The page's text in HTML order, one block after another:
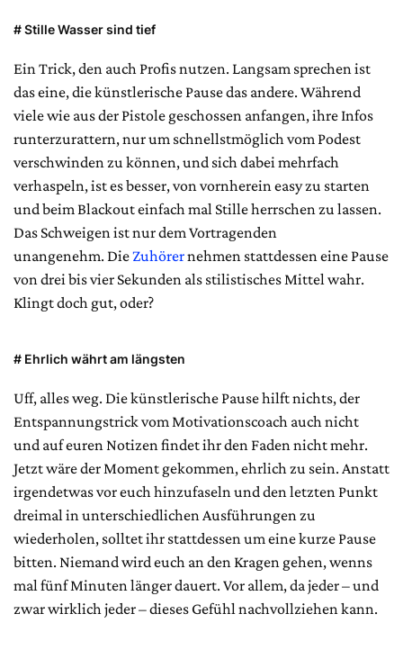
# Stille Wasser sind tief
Ein Trick, den auch Profis nutzen. Langsam sprechen ist
das eine, die künstlerische Pause das andere. Während
viele wie aus der Pistole geschossen anfangen, ihre Infos
runterzurattern, nur um schnellstmöglich vom Podest
verschwinden zu können, und sich dabei mehrfach
verhaspeln, ist es besser, von vornherein easy zu starten
und beim Blackout einfach mal Stille herrschen zu lassen.
Das Schweigen ist nur dem Vortragenden
unangenehm. DieZuhörernehmen stattdessen eine Pause
von drei bis vier Sekunden als stilistisches Mittel wahr.
Klingt doch gut, oder?
# Ehrlich währt am längsten
Uff, alles weg. Die künstlerische Pause hilft nichts, der
Entspannungstrick vom Motivationscoach auch nicht
und auf euren Notizen findet ihr den Faden nicht mehr.
Jetzt wäre der Moment gekommen, ehrlich zu sein. Anstatt
irgendetwas vor euch hinzufaseln und den letzten Punkt
dreimal in unterschiedlichen Ausführungen zu
wiederholen, solltet ihr stattdessen um eine kurze Pause
bitten. Niemand wird euch an den Kragen gehen, wenns
mal fünf Minuten länger dauert. Vor allem, da jeder – und
zwar wirklich jeder – dieses Gefühl nachvollziehen kann.